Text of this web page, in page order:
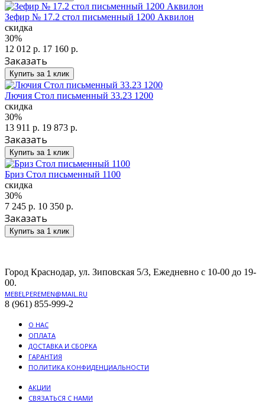
Зефир № 17.2 стол письменный 1200 Аквилон
скидка
30%
12 012 р. 17 160 р.
Заказать
Купить за 1 клик
Лючия Стол письменный 33.23 1200
скидка
30%
13 911 р. 19 873 р.
Заказать
Купить за 1 клик
Бриз Стол письменный 1100
скидка
30%
7 245 р. 10 350 р.
Заказать
Купить за 1 клик
Город Краснодар, ул. Зиповская 5/3, Ежедневно с 10-00 до 19-
00.
MEBELPEREMEN@MAIL.RU
8 (961) 855-999-2
О НАС
ОПЛАТА
ДОСТАВКА И СБОРКА
ГАРАНТИЯ
ПОЛИТИКА КОНФИДЕНЦИАЛЬНОСТИ
АКЦИИ
СВЯЗАТЬСЯ С НАМИ